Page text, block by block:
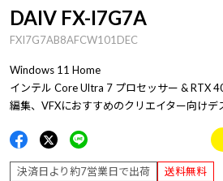
DAIV FX-I7G7A
FXI7G7AB8AFCW101DEC
Windows 11 Home
インテル Core Ultra 7 プロセッサー & RTX
編集、VFXにおすすめのクリエイター向けデ
決済日より約7営業日で出荷 送料無料